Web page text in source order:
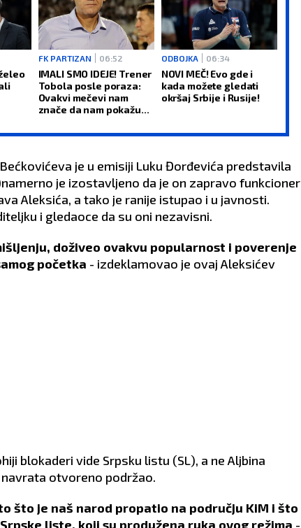
FK PARTIZAN 06:52
IMALI SMO IDEJE! Trener
Tobola posle poraza:
Ovakvi mečevi nam
znače da nam pokažu...
ODBOJKA 06:34
NOVI MEČ! Evo gde i
kada možete gledati
okršaj Srbije i Rusije!
je u emisiji Luku Đorđevića predstavila
je izostavljeno da je on zapravo funkcioner
Aleksića, a tako je ranije istupao i u javnosti.
i gledaoce da su oni nezavisni.
doživeo ovakvu popularnost i poverenje
početka - izdeklamovao je ovaj Aleksićev
blokaderi vide Srpsku listu (SL), a ne Aljbina
otvoreno podržao.
što je naš narod propatio na području KiM i što
liste, koji su produžena ruka ovog režima -
OVAN